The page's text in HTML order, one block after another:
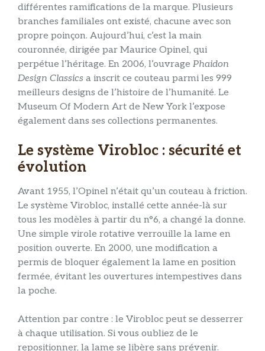
différentes ramifications de la marque. Plusieurs
branches familiales ont existé, chacune avec son
propre poinçon. Aujourd’hui, c’est la main
couronnée, dirigée par Maurice Opinel, qui
perpétue l’héritage. En 2006, l’ouvrage Phaidon
Design Classics a inscrit ce couteau parmi les 999
meilleurs designs de l’histoire de l’humanité. Le
Museum Of Modern Art de New York l’expose
également dans ses collections permanentes.
Le système Virobloc : sécurité et
évolution
Avant 1955, l’Opinel n’était qu’un couteau à friction.
Le système Virobloc, installé cette année-là sur
tous les modèles à partir du n°6, a changé la donne.
Une simple virole rotative verrouille la lame en
position ouverte. En 2000, une modification a
permis de bloquer également la lame en position
fermée, évitant les ouvertures intempestives dans
la poche.
Attention par contre : le Virobloc peut se desserrer
à chaque utilisation. Si vous oubliez de le
repositionner, la lame se libère sans prévenir.